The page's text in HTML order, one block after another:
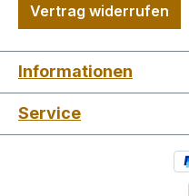
Vertrag widerrufen
Informationen
Service